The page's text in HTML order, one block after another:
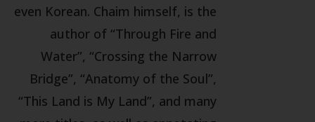
even Korean. Chaim himself, is the
author of “Through Fire and
Water”, “Crossing the Narrow
Bridge”, “Anatomy of the Soul”,
“This Land is My Land”, and many